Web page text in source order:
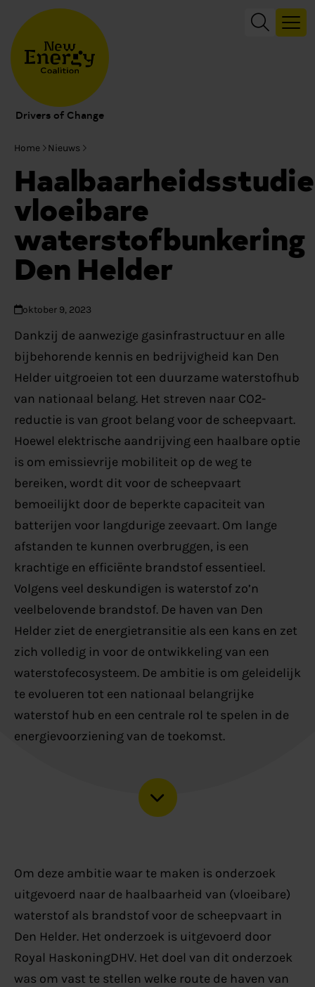
Drivers of Change
Home Nieuws
Haalbaarheidsstudie
vloeibare
waterstofbunkering
Den Helder
oktober 9, 2023
Dankzij de aanwezige gasinfrastructuur en alle
bijbehorende kennis en bedrijvigheid kan Den
Helder uitgroeien tot een duurzame waterstofhub
van nationaal belang. Het streven naar CO2-
reductie is van groot belang voor de scheepvaart.
Hoewel elektrische aandrijving een haalbare optie
is om emissievrije mobiliteit op de weg te
bereiken, wordt dit voor de scheepvaart
bemoeilijkt door de beperkte capaciteit van
batterijen voor langdurige zeevaart. Om lange
afstanden te kunnen overbruggen, is een
krachtige en efficiënte brandstof essentieel.
Volgens veel deskundigen is waterstof zo’n
veelbelovende brandstof. De haven van Den
Helder ziet de energietransitie als een kans en zet
zich volledig in voor de ontwikkeling van een
waterstofecosysteem. De ambitie is om geleidelijk
te evolueren tot een nationaal belangrijke
waterstof hub en een centrale rol te spelen in de
energievoorziening van de toekomst.
Om deze ambitie waar te maken is onderzoek
uitgevoerd naar de haalbaarheid van (vloeibare)
waterstof als brandstof voor de scheepvaart in
Den Helder. Het onderzoek is uitgevoerd door
Royal HaskoningDHV. Het doel van dit onderzoek
was om vast te stellen welke route de haven van